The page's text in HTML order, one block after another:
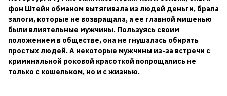
фон Штейн обманом вытягивала из людей деньги, брала
залоги, которые не возвращала, а ее главной мишенью
были влиятельные мужчины. Пользуясь своим
положением в обществе, она не гнушалась обирать
простых людей. А некоторые мужчины из-за встречи с
криминальной роковой красоткой попрощались не
только с кошельком, но и с жизнью.